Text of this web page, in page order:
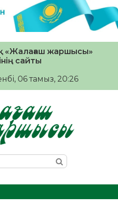
«Жалағаш жаршысы»
сайты
06 тамыз, 20:26